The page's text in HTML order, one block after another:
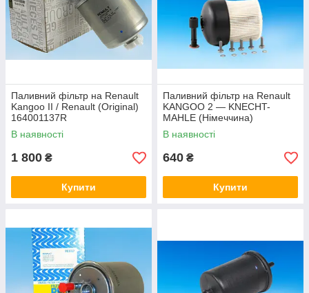
Паливний фільтр на Renault
Kangoo II / Renault (Original)
164001137R
В наявності
1 800 ₴
Купити
Паливний фільтр на Renault
KANGOO 2 — KNECHT-
MAHLE (Німеччина)
KX338/26D
В наявності
640 ₴
Купити